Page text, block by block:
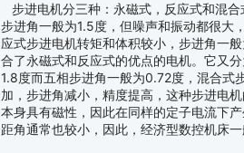
步进电机分三种：永磁式，反应式和混合
步进角一般为1.5度，但噪声和振动都很大
应式步进电机转矩和体积较小，步进角一
合了永磁式和反应式的优点的电机。它又
1.8度而五相步进角一般为0.72度，混合式
加，步进角减小，精度提高，这种步进电
本身具有磁性，因此在同样的定子电流下
距角通常也较小，因此，经济型数控机床